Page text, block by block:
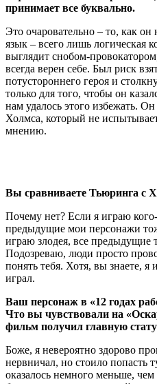
принимает все буквально.
Это очаровательно – то, как он
язык – всего лишь логическая
выглядит снобом-
всегда верен себе. Был риск
потустороннего героя и
только для того, чтобы он
нам удалось этого избежать.
Холмса, который не
мнению.
Вы сравниваете Тьюринга с
Почему нет? Если я играю
предыдущие мои персонажи
играю злодея, все предыдущие
Подозреваю, люди просто
понять тебя. Хотя, вы знаете,
играл.
Ваш персонаж в «12 годах
Что вы чувствовали на
фильм получил главную
Боже, я невероятно здорово
нервничал, но стоило попасть
оказалось немного меньше, чем